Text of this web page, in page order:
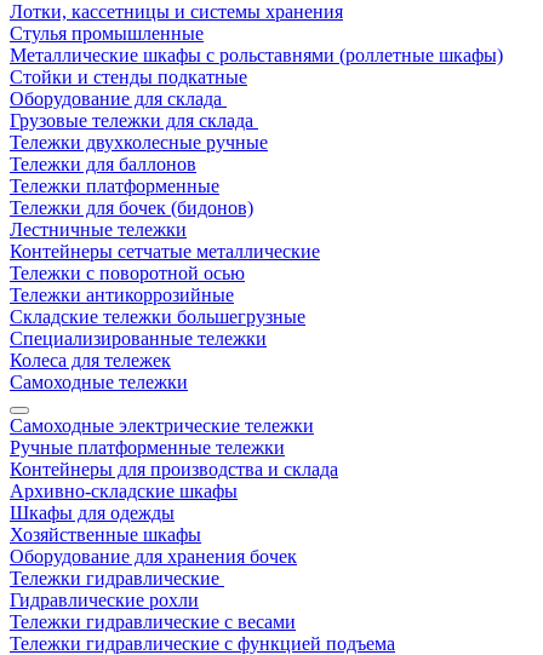
Лотки, кассетницы и системы хранения
Стулья промышленные
Металлические шкафы с рольставнями (роллетные шкафы)
Стойки и стенды подкатные
Оборудование для склада
Грузовые тележки для склада
Тележки двухколесные ручные
Тележки для баллонов
Тележки платформенные
Тележки для бочек (бидонов)
Лестничные тележки
Контейнеры сетчатые металлические
Тележки с поворотной осью
Тележки антикоррозийные
Складские тележки большегрузные
Специализированные тележки
Колеса для тележек
Самоходные тележки
Самоходные электрические тележки
Ручные платформенные тележки
Контейнеры для производства и склада
Архивно-складские шкафы
Шкафы для одежды
Хозяйственные шкафы
Оборудование для хранения бочек
Тележки гидравлические
Гидравлические рохли
Тележки гидравлические с весами
Тележки гидравлические с функцией подъема